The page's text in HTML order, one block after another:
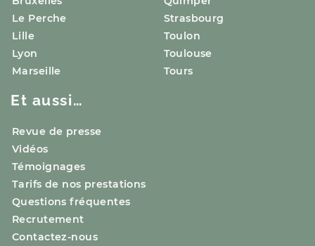
Le Perche
Lille
Lyon
Marseille
Strasbourg
Toulon
Toulouse
Tours
Et aussi…
Revue de presse
Vidéos
Témoignages
Tarifs de nos prestations
Questions fréquentes
Recrutement
Contactez-nous